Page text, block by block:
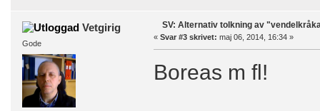
Vetgirig
Gode
SV: Alternativ tolkning av
« Svar #3 skrivet: maj 06, 2014, 16:34 »
Boreas m fl!